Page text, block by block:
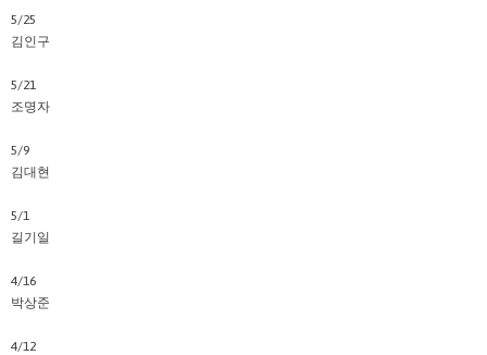
5/25
김인구
5/21
조명자
5/9
김대현
5/1
길기일
4/16
박상준
4/12